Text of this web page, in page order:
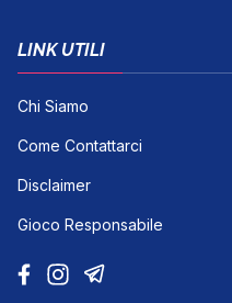
LINK UTILI
Chi Siamo
Come Contattarci
Disclaimer
Gioco Responsabile